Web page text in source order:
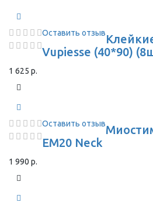
Оставить отзыв
Vupiesse (40*90)
1 625 р.
Оставить отзыв
EM20 Neck
1 990 р.